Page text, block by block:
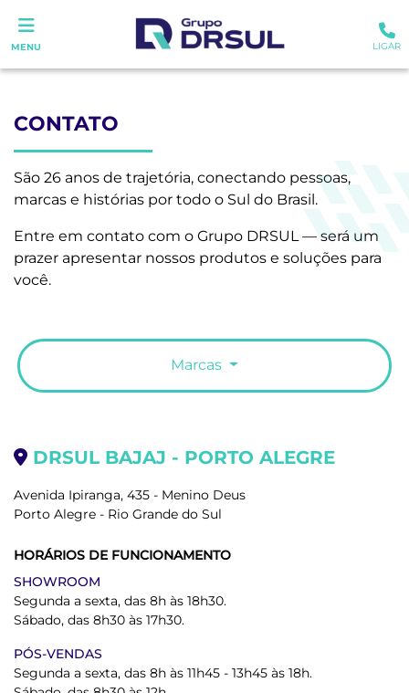
MENU LIGAR
CONTATO
São 26 anos de trajetória, conectando pessoas,
marcas e histórias por todo o Sul do Brasil.
Entre em contato com o Grupo DRSUL — será um
prazer apresentar nossos produtos e soluções para
você.
Marcas
DRSUL BAJAJ - PORTO ALEGRE
Avenida Ipiranga, 435 - Menino Deus
Porto Alegre - Rio Grande do Sul
HORÁRIOS DE FUNCIONAMENTO
SHOWROOM
Segunda a sexta, das 8h às 18h30.
Sábado, das 8h30 às 17h30.
PÓS-VENDAS
Segunda a sexta, das 8h às 11h45 - 13h45 às 18h.